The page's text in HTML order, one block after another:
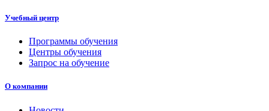
Учебный центр
Программы обучения
Центры обучения
Запрос на обучение
О компании